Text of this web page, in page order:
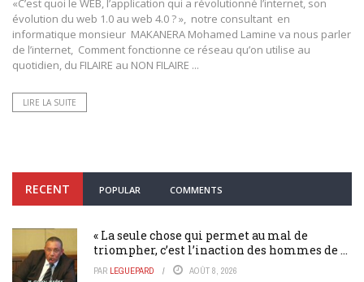
«C’est quoi le WEB, l’application qui a révolutionné l’internet, son
évolution du web 1.0 au web 4.0 ? », notre consultant en
informatique monsieur MAKANERA Mohamed Lamine va nous parler
de l’internet, Comment fonctionne ce réseau qu’on utilise au
quotidien, du FILAIRE au NON FILAIRE ...
LIRE LA SUITE
RECENT POPULAR COMMENTS
« La seule chose qui permet au mal de
triompher, c’est l’inaction des hommes de ...
PAR LEGUEPARD AOÛT 8, 2026